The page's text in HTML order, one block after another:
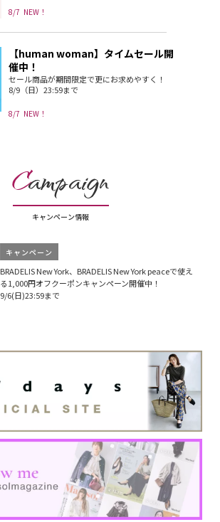
8/7 NEW！
8/7 NEW！
【human woman】タイムセール開
催中！
セール商品が期間限定で更にお求めやすく！
8/9（日）23:59まで
Campaign
キャンペーン情報
キャンペーン
BRADELIS New York、BRADELIS New York peaceで使え
る1,000円オフクーポンキャンペーン開催中！
9/6(日)23:59まで